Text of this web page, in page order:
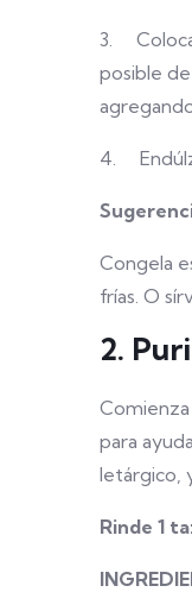
3. Coloca
posible
4.
Congela
frías. O
2.
para
letárgico,
Rinde 1